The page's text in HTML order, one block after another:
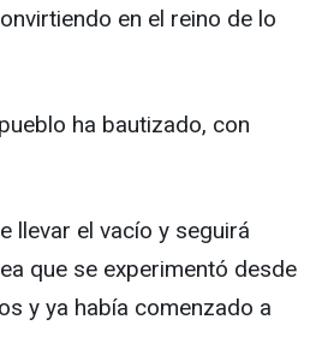
en el reino de lo
ha bautizado, con
llevar el vacío y seguirá
que se experimentó desde
y ya había comenzado a